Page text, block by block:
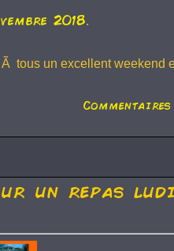
2018.
tous un excellent weekend
un repas